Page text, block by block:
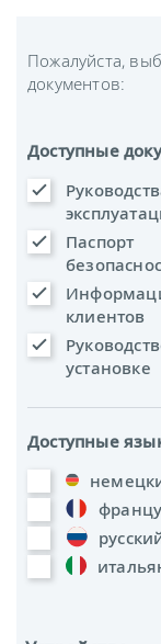
Пожалуйста,
документов:
Доступные
Паспорт
клиентов
установке
Доступные